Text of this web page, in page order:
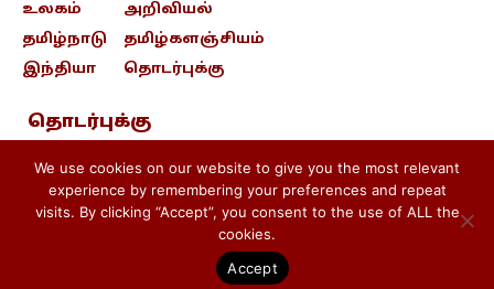
உலகம்
தமிழ்நாடு
இந்தியா
அறிவியல்
தமிழ்களஞ்சியம்
தொடர்புக்கு
தொடர்புக்கு
contact@tamizhkalam.com
பதிப்புரிமை © 2026 தமிழ்க்களம்
Privacy Policy . Cookie Policy .
Terms & conditions
We use cookies on our website to give you the most relevant
experience by remembering your preferences and repeat
visits. By clicking “Accept”, you consent to the use of ALL the
cookies.
Accept